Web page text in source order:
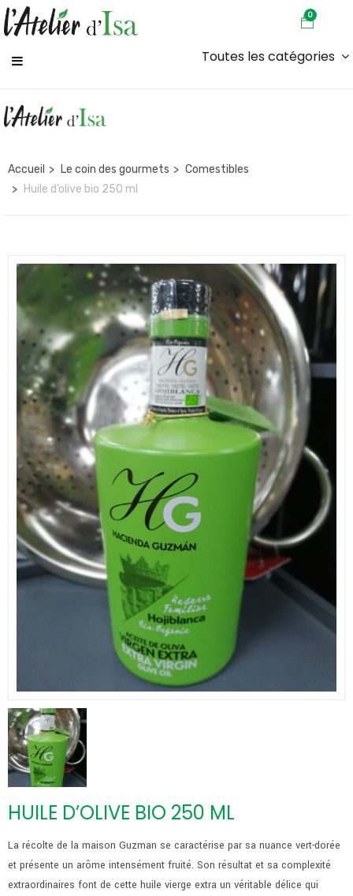
0
Toutes les catégories
Accueil Le coin des gourmets
Comestibles
Huile d’olive bio 250 ml
HUILE D’OLIVE BIO 250 ML
La récolte de la maison Guzman se caractérise par sa nuance vert-dorée
et présente un arôme intensément fruité. Son résultat et sa complexité
extraordinaires font de cette huile vierge extra un véritable délice qui